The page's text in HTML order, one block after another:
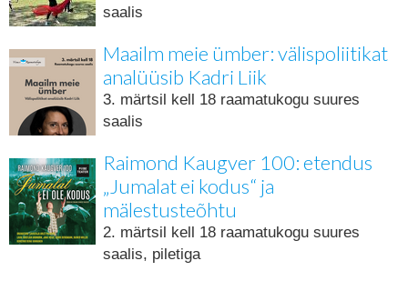
saalis
Maailm meie ümber: välispoliitikat
analüüsib Kadri Liik
3. märtsil kell 18 raamatukogu suures
saalis
Raimond Kaugver 100: etendus
„Jumalat ei kodus“ ja
mälestusteõhtu
2. märtsil kell 18 raamatukogu suures
saalis, piletiga